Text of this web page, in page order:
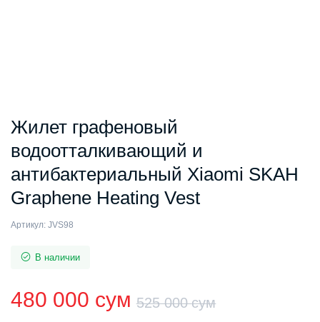
Жилет графеновый
водоотталкивающий и
антибактериальный Xiaomi SKAH
Graphene Heating Vest
Артикул: JVS98
В наличии
525 000сум
480 000 сум